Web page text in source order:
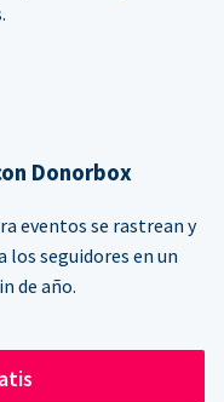
Donorbox
eventos se rastrean y
los seguidores en un
de año.